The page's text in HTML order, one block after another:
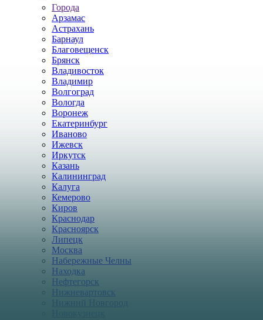
Города
Арзамас
Астрахань
Барнаул
Благовещенск
Брянск
Владивосток
Владимир
Волгоград
Вологда
Воронеж
Екатеринбург
Иваново
Ижевск
Иркутск
Казань
Калининград
Калуга
Кемерово
Киров
Краснодар
Красноярск
Липецк
Москва
Набережные Челны
Находка
Нефтегорск
Нижневартовск